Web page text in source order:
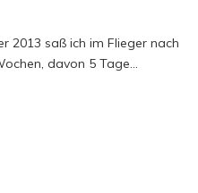
2013 saß ich im Flieger nach
davon 5 Tage...